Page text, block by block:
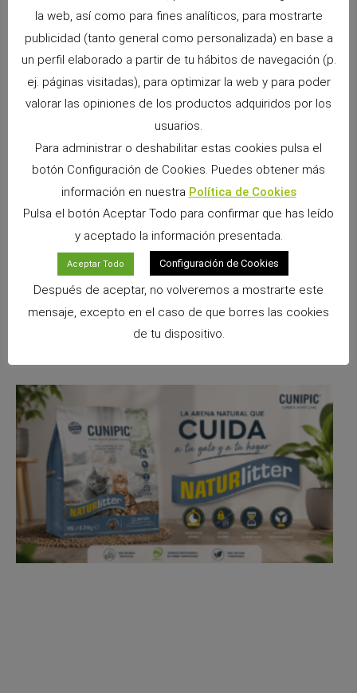
Snacks Alpha Pro: 6 sabores irresistibles para premiar a tu pequeño
No hay comentarios
Si convives con un conejo, cobaya, chinchilla, degú o cualquier
forman parte de los momentos más especiales
la web, así como para fines analíticos, para mostrarte
publicidad (tanto general como personalizada) en base a
un perfil elaborado a partir de tu hábitos de navegación (p.
ej. páginas visitadas), para optimizar la web y para poder
valorar las opiniones de los productos adquiridos por los
usuarios.
Para administrar o deshabilitar estas cookies pulsa el
botón Configuración de Cookies. Puedes obtener más
información en nuestra Política de Cookies
Pulsa el botón Aceptar Todo para confirmar que has leído
y aceptado la información presentada.
Aceptar Todo Configuración de Cookies
Después de aceptar, no volveremos a mostrarte este
mensaje, excepto en el caso de que borres las cookies
de tu dispositivo.